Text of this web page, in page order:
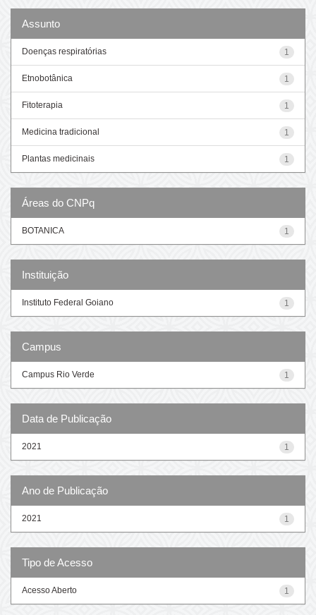
Assunto
1
Doenças respiratórias
1
Etnobotânica
1
Fitoterapia
1
Medicina tradicional
1
Plantas medicinais
Áreas do CNPq
1
BOTANICA
Instituição
1
Instituto Federal Goiano
Campus
1
Campus Rio Verde
Data de Publicação
1
2021
Ano de Publicação
1
2021
Tipo de Acesso
1
Acesso Aberto